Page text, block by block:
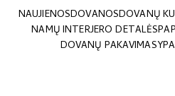
NAUJIENOSDOVANOSDOVANŲ
NAMŲ INTERJERO DETALĖS
DOVANŲ PAKAVIMAS